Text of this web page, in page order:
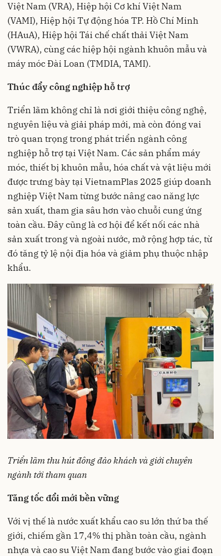
Việt Nam (VRA), Hiệp hội Cơ khí Việt Nam
(VAMI), Hiệp hội Tự động hóa TP. Hồ Chí Minh
(HAuA), Hiệp hội Tái chế chất thải Việt Nam
(VWRA), cùng các hiệp hội ngành khuôn mẫu và
máy móc Đài Loan (TMDIA, TAMI).
Thúc đẩy công nghiệp hỗ trợ
Triển lãm không chỉ là nơi giới thiệu công nghệ,
nguyên liệu và giải pháp mới, mà còn đóng vai
trò quan trọng trong phát triển ngành công
nghiệp hỗ trợ tại Việt Nam. Các sản phẩm máy
móc, thiết bị khuôn mẫu, hóa chất và vật liệu mới
được trưng bày tại VietnamPlas 2025 giúp doanh
nghiệp Việt Nam từng bước nâng cao năng lực
sản xuất, tham gia sâu hơn vào chuỗi cung ứng
toàn cầu. Đây cũng là cơ hội để kết nối các nhà
sản xuất trong và ngoài nước, mở rộng hợp tác, từ
đó tăng tỷ lệ nội địa hóa và giảm phụ thuộc nhập
khẩu.
Triển lãm thu hút đông đảo khách và giới chuyên
ngành tới tham quan
Tăng tốc đổi mới bền vững
Với vị thế là nước xuất khẩu cao su lớn thứ ba thế
giới, chiếm gần 17,4% thị phần toàn cầu, ngành
nhựa và cao su Việt Nam đang bước vào giai đoạn